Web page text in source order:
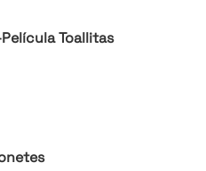
Toallitas